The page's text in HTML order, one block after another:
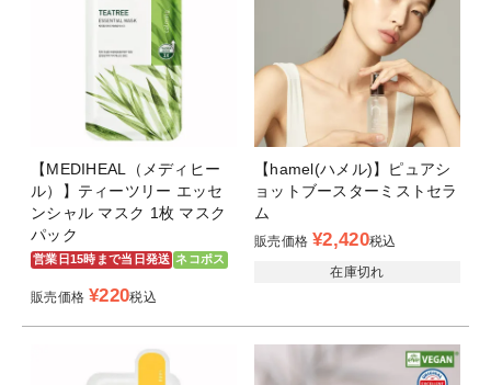
【MEDIHEAL（メディヒー
ル）】ティーツリー エッセ
ンシャル マスク 1枚 マスク
パック
営業日15時まで当日発送 ネコポス
販売価格 ¥220税込
【hamel(ハメル)】ピュアシ
ョットブースターミストセラ
ム
販売価格 ¥2,420税込
在庫切れ